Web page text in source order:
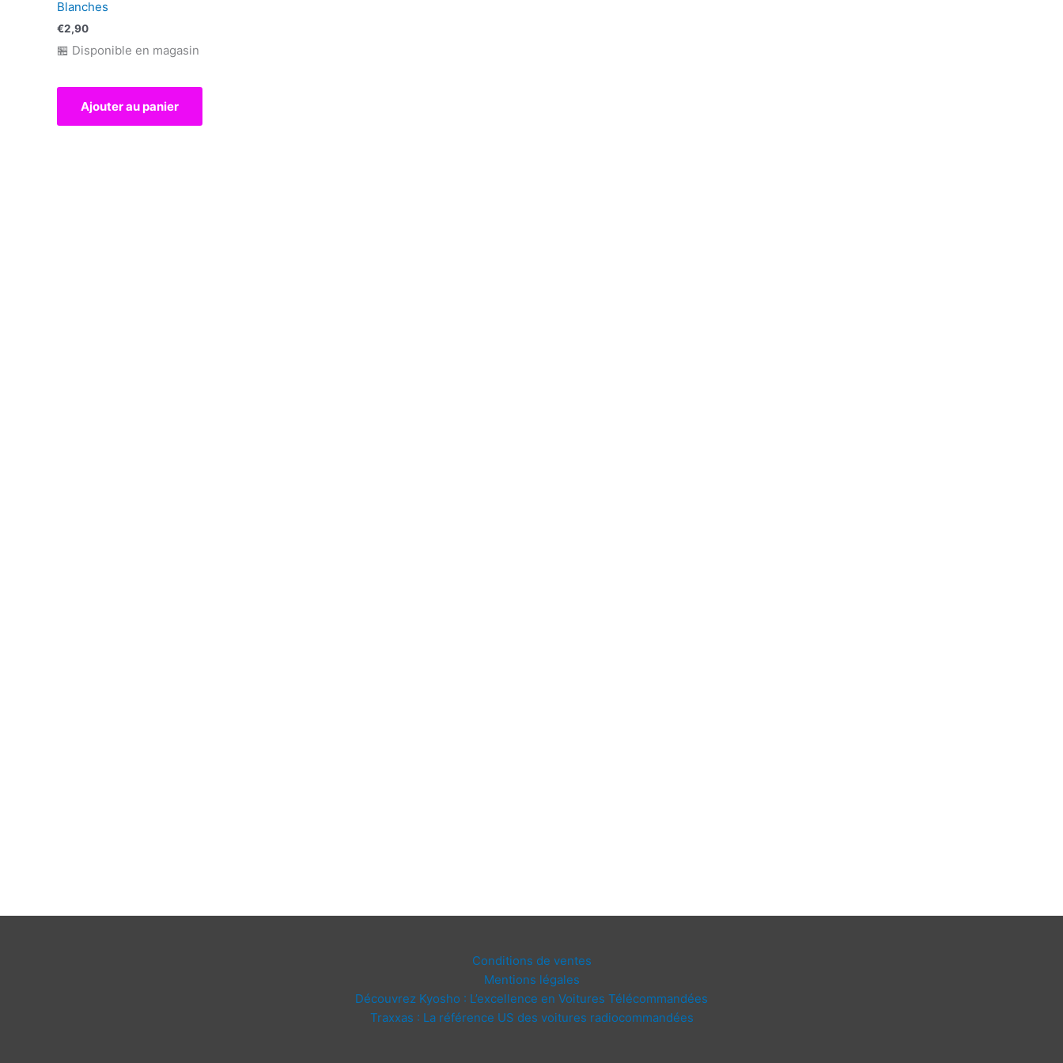
Blanches
€2,90
🏪 Disponible en magasin
Ajouter au panier
Conditions de ventes
Mentions légales
Découvrez Kyosho : L’excellence en Voitures Télécommandées
Traxxas : La référence US des voitures radiocommandées